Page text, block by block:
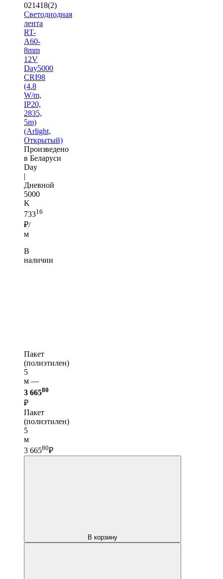
021418(2)
Светодиодная
лента
RT-
A60-
8mm
12V
Day5000
CRI98
(4.8
W/m,
IP20,
2835,
5m)
(Arlight,
Открытый)
Произведено
в Беларуси
Day
|
Дневной
5000
K
73316
₽/
м
В
наличии
Пакет
(полиэтилен)
5
м —
3 66580
₽
Пакет
(полиэтилен)
5
м
3 66580₽
В корзину